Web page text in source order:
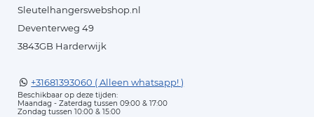
Sleutelhangerswebshop.nl
Deventerweg 49
3843GB Harderwijk
+31681393060 ( Alleen whatsapp! )
Beschikbaar op deze tijden:
Maandag - Zaterdag tussen 09:00 & 17:00
Zondag tussen 10:00 & 15:00